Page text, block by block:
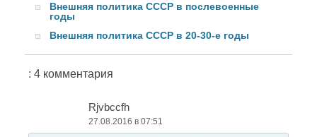
Внешняя политика СССР в послевоенные
годы
Внешняя политика СССР в 20-30-е годы
: 4 комментария
Rjvbccfh
27.08.2016 в 07:51